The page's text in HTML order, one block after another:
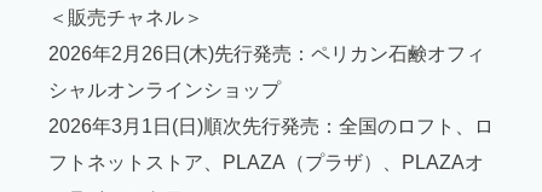
＜販売チャネル＞
2026年2月26日(木)先行発売：ペリカン石鹸オフィ
シャルオンラインショップ
2026年3月1日(日)順次先行発売：全国のロフト、ロ
フトネットストア、PLAZA（プラザ）、PLAZAオ